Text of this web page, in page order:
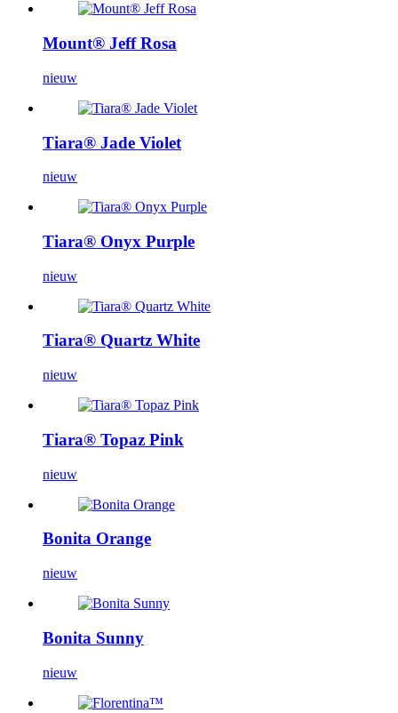
Mount® Jeff Rosa
nieuw
Tiara® Jade Violet
nieuw
Tiara® Onyx Purple
nieuw
Tiara® Quartz White
nieuw
Tiara® Topaz Pink
nieuw
Bonita Orange
nieuw
Bonita Sunny
nieuw